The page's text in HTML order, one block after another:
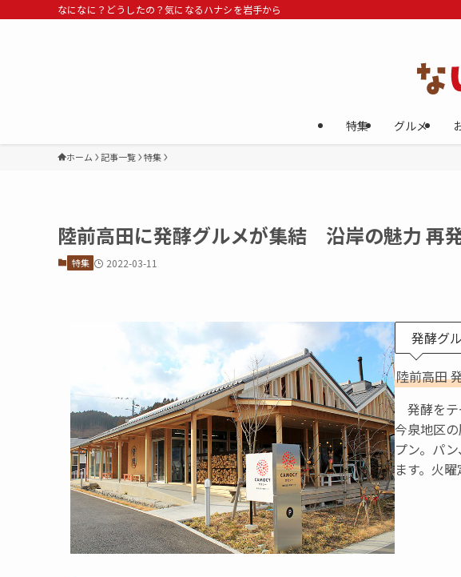
なになに？どうしたの？気になるハナシを岩手から
特集 グルメ
ホーム 記事一覧 特集
陸前高田に発酵グルメが集結 沿岸の魅力 再
特集 2022-03-11
発酵グ
陸前高田
発酵をテ
今泉地区
プン。パ
ます。火曜